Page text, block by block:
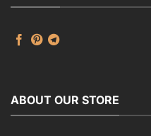
ABOUT OUR STORE